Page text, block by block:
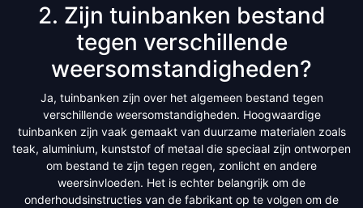
2. Zijn tuinbanken bestand
tegen verschillende
weersomstandigheden?
Ja, tuinbanken zijn over het algemeen bestand tegen
verschillende weersomstandigheden. Hoogwaardige
tuinbanken zijn vaak gemaakt van duurzame materialen zoals
teak, aluminium, kunststof of metaal die speciaal zijn ontworpen
om bestand te zijn tegen regen, zonlicht en andere
weersinvloeden. Het is echter belangrijk om de
onderhoudsinstructies van de fabrikant op te volgen om de